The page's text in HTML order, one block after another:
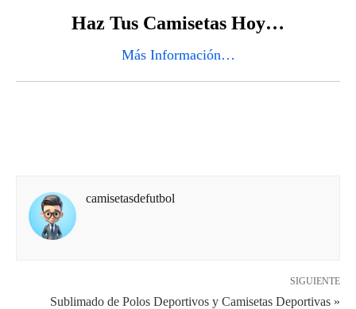
Haz Tus Camisetas Hoy…
Más Información…
camisetasdefutbol
SIGUIENTE
Sublimado de Polos Deportivos y Camisetas Deportivas »